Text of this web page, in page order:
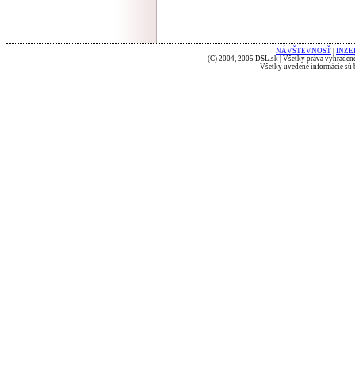
NÁVŠTEVNOSŤ
(C) 2004, 2005 DSL.sk | Všetky práva
Všetky uvedené informácie sú